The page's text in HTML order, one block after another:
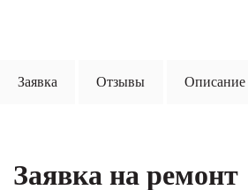
Заявка Отзывы Описание
Заявка на ремонт